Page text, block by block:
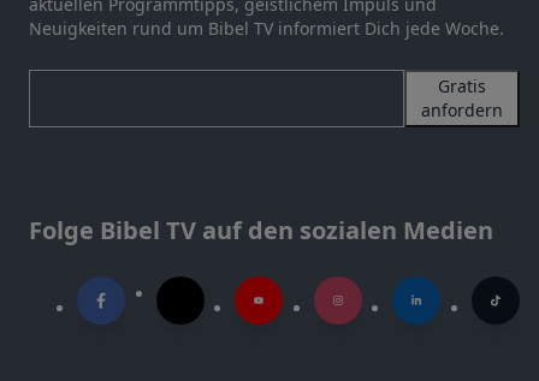
aktuellen Programmtipps, geistlichem Impuls und
Neuigkeiten rund um Bibel TV informiert Dich jede Woche.
Gratis
anfordern
Folge Bibel TV auf den sozialen Medien